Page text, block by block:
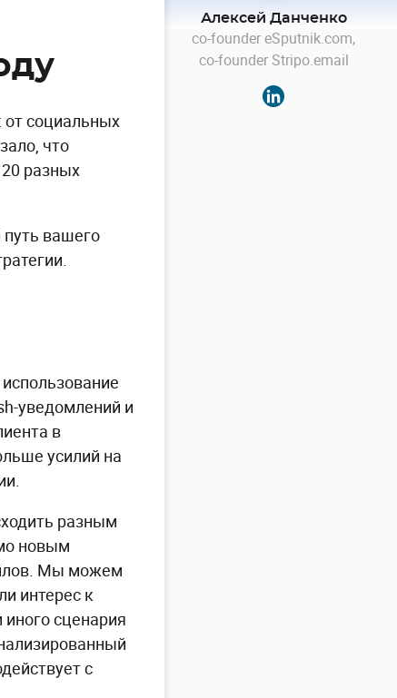
от социальных
что
разных
вашего
уведомлений и
в
усилий на
разным
новым
Мы можем
интерес к
сценария
с
Алексей Данченко
co-founder eSputnik.com,
co-founder Stripo.email